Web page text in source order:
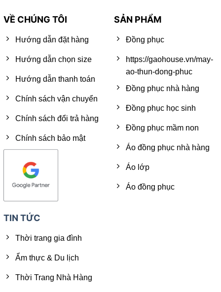
VỀ CHÚNG TÔI
Hướng dẫn đặt hàng
Hướng dẫn chọn size
Hướng dẫn thanh toán
Chính sách vận chuyển
Chính sách đổi trả hàng
Chính sách bảo mật
SẢN PHẨM
Đồng phục
https://gaohouse.vn/may-
ao-thun-dong-phuc
Đồng phục nhà hàng
Đồng phục học sinh
Đồng phục mầm non
Áo đồng phục nhà hàng
Áo lớp
Áo đồng phục
TIN TỨC
Thời trang gia đình
Ẩm thực & Du lịch
Thời Trang Nhà Hàng